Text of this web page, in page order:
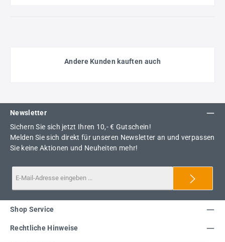
Andere Kunden kauften auch
Newsletter
Sichern Sie sich jetzt Ihren 10,- € Gutschein!
Melden Sie sich direkt für unseren Newsletter an und verpassen
Sie keine Aktionen und Neuheiten mehr!
Shop Service
Rechtliche Hinweise